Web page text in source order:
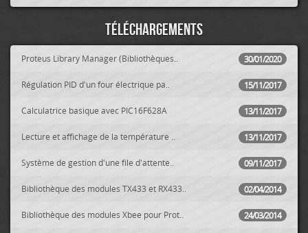
Téléchargements
30/01/2020
Proteus Library Manager (Bibliothèques..
15/11/2017
Régulation PID d'un four électrique pa..
13/11/2017
Calculatrice basique avec PIC16F628A
13/11/2017
Lecture et affichage de la température ..
09/11/2017
Système de gestion d'une file d'attente..
02/04/2014
Bibliothèque des modules TX433 et RX433..
24/03/2014
Bibliothèque des modules Xbee pour Prot..